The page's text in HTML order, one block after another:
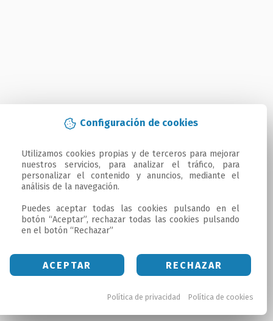
Configuración de cookies
Utilizamos cookies propias y de terceros para mejorar
nuestros servicios, para analizar el tráfico, para
personalizar el contenido y anuncios, mediante el
análisis de la navegación.
Puedes aceptar todas las cookies pulsando en el
botón “Aceptar”, rechazar todas las cookies pulsando
en el botón “Rechazar”
ACEPTAR RECHAZAR
Política de privacidad Política de cookies